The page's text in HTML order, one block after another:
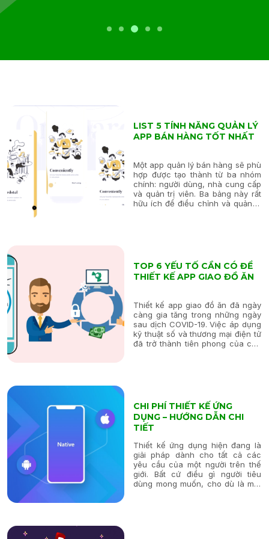
LIST 5 TÍNH NĂNG QUẢN LÝ
APP BÁN HÀNG TỐT NHẤT
Một app quản lý bán hàng sẽ phù
hợp được tạo thành từ ba nhóm
chính: người dùng, nhà cung cấp
và quản trị viên. Ba bảng này rất
hữu ích để điều chỉnh và quản lý
TOP 6 YẾU TỐ CẦN CÓ ĐỂ
THIẾT KẾ APP GIAO ĐỒ ĂN
Thiết kế app giao đồ ăn đã ngày
càng gia tăng trong những ngày
sau dịch COVID-19. Việc áp dụng
kỹ thuật số và thương mại điện tử
đã trở thành tiên phong của các
CHI PHÍ THIẾT KẾ ỨNG
DỤNG – HƯỚNG DẪN CHI
TIẾT
Thiết kế ứng dụng hiện đang là
giải pháp dành cho tất cả các
yêu cầu của một người trên thế
giới. Bất cứ điều gì người tiêu
dùng mong muốn, cho dù là một